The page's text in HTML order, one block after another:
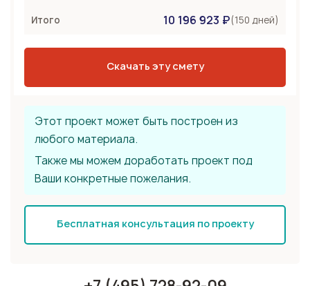
Сборное из ЖБ плит
Итого 10 196 923 ₽(150 дней)
Скачать эту смету
Этот проект может быть построен из
любого материала.
Также мы можем доработать проект под
Ваши конкретные пожелания.
Бесплатная консультация по проекту